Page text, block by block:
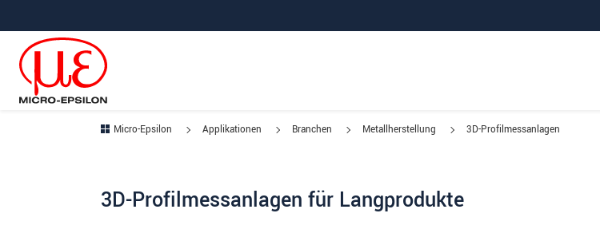
Micro-Epsilon Applikationen Branchen Metallherstellung 3D-Profilmessanlagen
3D-Profilmessanlagen für Langprodukte